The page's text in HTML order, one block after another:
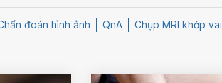
đoán hình ảnh QnA Chụp MRI khớp vai